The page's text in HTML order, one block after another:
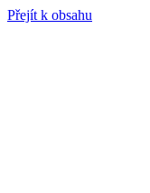
Přejít k obsahu